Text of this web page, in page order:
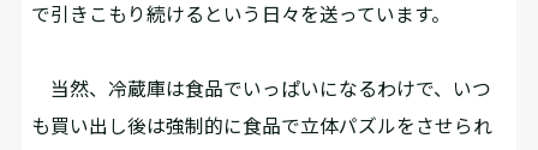
で引きこもり続けるという日々を送っています。
当然、冷蔵庫は食品でいっぱいになるわけで、いつ
も買い出し後は強制的に食品で立体パズルをさせられ